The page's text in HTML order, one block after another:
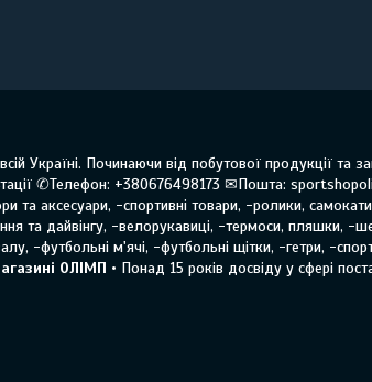
Україні. Починаючи від побутової продукції та
✆Телефон: +380676498173 ✉Пошта:
та аксесуари, -спортивні товари, -ролики,
та дайвінгу, -велорукавиці, -термоси, пляшки, -
-футбольні м'ячі, -футбольні щітки, -гетри, -
ОЛІМП • Понад 15 років досвіду у сфері